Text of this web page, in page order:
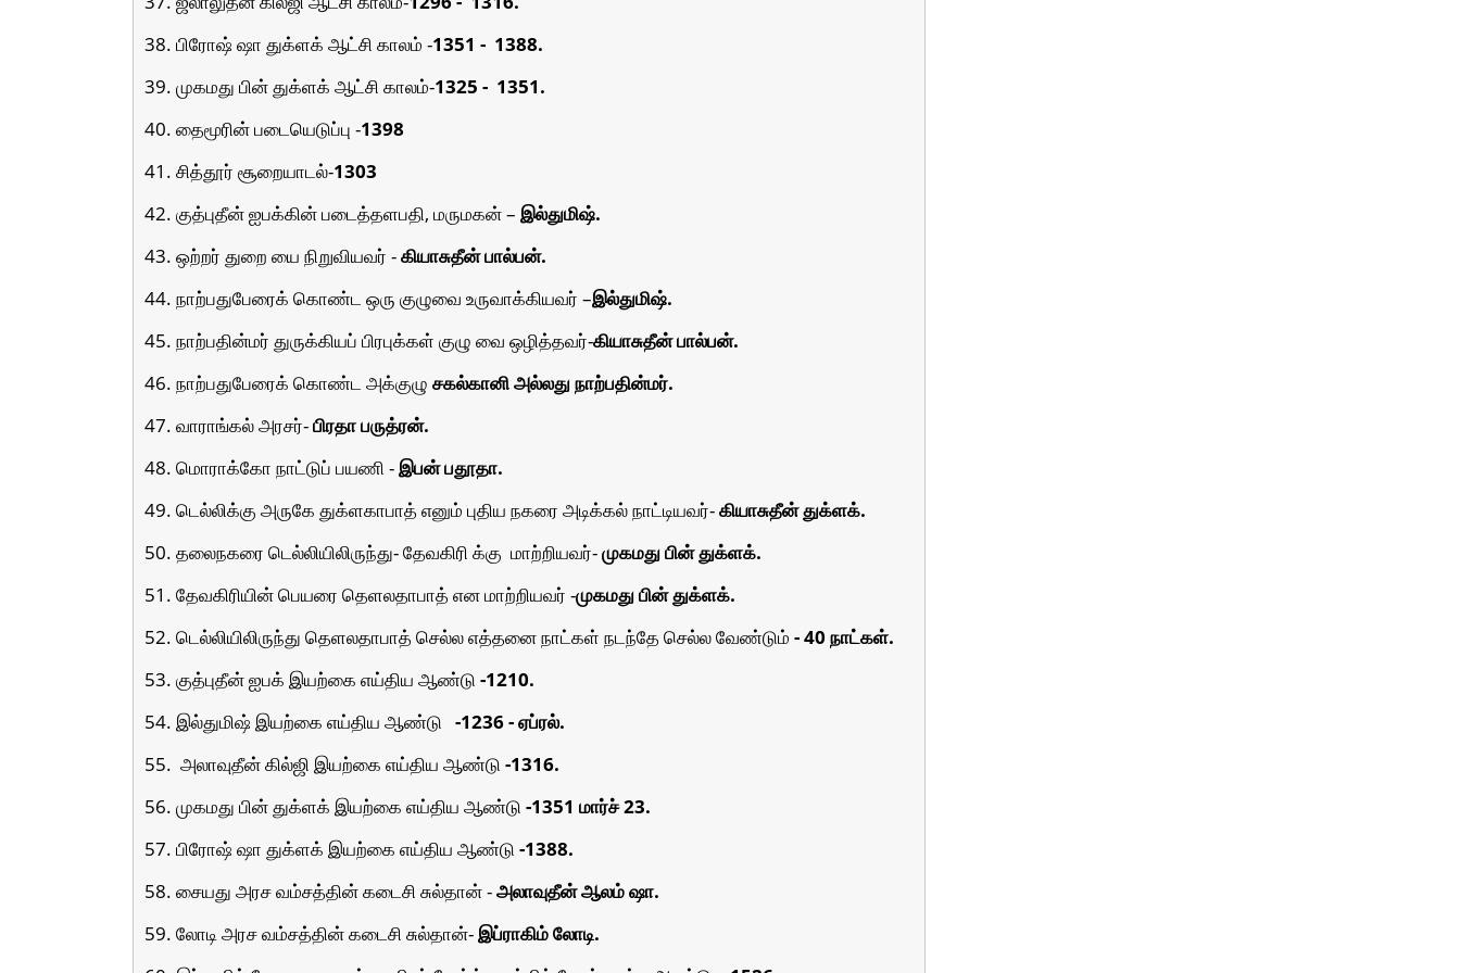
38. பிரோஷ் ஷா துக்ளக் ஆட்சி காலம் -1351 - 1388.
39. முகமது பின் துக்ளக் ஆட்சி காலம்-1325 - 1351.
40. தைமூரின் படையெடுப்பு -1398
41. சித்தூர் சூறையாடல்-1303
42. குத்புதீன் ஐபக்கின் படைத்தளபதி, மருமகன் – இல்துமிஷ்.
43. ஒற்றர் துறை யை நிறுவியவர் -கியாசுதீன் பால்பன்.
44. நாற்பதுபேரைக் கொண்ட ஒரு குழுவை உருவாக்கியவர் –இல்துமிஷ்.
45. நாற்பதின்மர் துருக்கியப் பிரபுக்கள் குழு வை ஒழித்தவர்-கியாசுதீன் பால்பன்.
46. நாற்பதுபேரைக் கொண்ட அக்குழு சகல்கானி அல்லது நாற்பதின்மர்.
47. வாராங்கல் அரசர்-பிரதா பருத்ரன்.
48. மொராக்கோ நாட்டுப் பயணி -இபன் பதூதா.
49. டெல்லிக்கு அருகே துக்ளகாபாத் எனும் புதிய நகரை அடிக்கல் நாட்டியவர்-கியாசுதீன் துக்ளக்.
50. தலைநகரை டெல்லியிலிருந்து- தேவகிரி க்கு மாற்றியவர்-முகமது பின் துக்ளக்.
51. தேவகிரியின் பெயரை தெளலதாபாத் என மாற்றியவர் -முகமது பின் துக்ளக்.
52. டெல்லியிலிருந்து தெளலதாபாத் செல்ல எத்தனை நாட்கள் நடந்தே செல்ல வேண்டும் - 40 நாட்கள்.
53. குத்புதீன் ஐபக் இயற்கை எய்திய ஆண்டு -1210.
54. இல்துமிஷ் இயற்கை எய்திய ஆண்டு -1236 - ஏப்ரல்.
55. அலாவுதீன் கில்ஜி இயற்கை எய்திய ஆண்டு -1316.
56. முகமது பின் துக்ளக் இயற்கை எய்திய ஆண்டு -1351 மார்ச் 23.
57. பிரோஷ் ஷா துக்ளக் இயற்கை எய்திய ஆண்டு -1388.
58. சையது அரச வம்சத்தின் கடைசி சுல்தான் -அலாவுதீன் ஆலம் ஷா.
59. லோடி அரச வம்சத்தின் கடைசி சுல்தான்-இப்ராகிம் லோடி.